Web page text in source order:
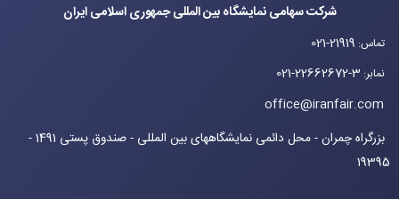
شرکت سهامی نمایشگاه بین المللی جمهوری اسلامی ایران
تماس:
021-21919
نمابر:
021-22662672-3
office@iranfair.com
بزرگراه چمران - محل دائمی نمایشگاههای بین المللی - صندوق پستی 1491 -
19395